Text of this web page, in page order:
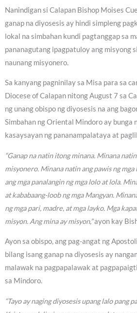
Nanindigan si Calapan Bishop Moises
ganap na diyosesis ay hindi simpleng
lokal na simbahan kundi pagtanggap sa
pananagutang ipagpatuloy ang misyong
naunang misyonero.
Sa kanyang pagninilay sa Misa para sa
Diocese of Calapan nitong August 7 sa
ng unang obispo ng diyosesis na ang
Simbahan ng Oriental Mindoro ay bunga
kasaysayan ng pananampalataya at
“Ganap na natin itong minana. Minana
misyonero. Minana natin ang pawis ng
ang mga panalangin ng mga lolo at lola.
at kababaang-loob ng mga Mangyan.
ng mga pari, madre, at mga layko. Mga
misyon. Ang mina ay misyon,”ayon kay
Ayon sa obispo, ang pag-angat ng
bilang isang ganap na diyosesis ay
malawak na pagpapalawak at
sa Mindoro.
“Tayo ay naging diyosesis upang lalo pang